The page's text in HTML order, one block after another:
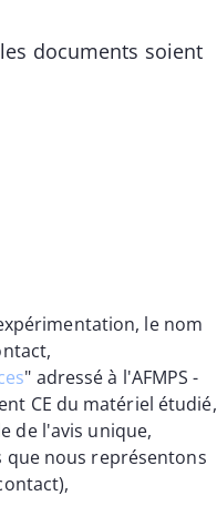
documents soient
le nom
" adressé à l'AFMPS -
CE du matériel étudié,
de l'avis unique,
que nous représentons